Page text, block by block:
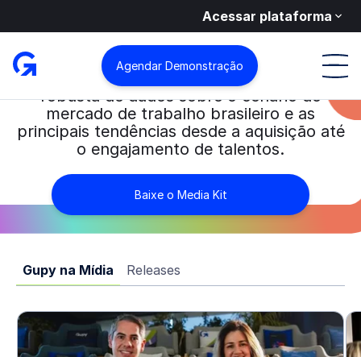
Acessar plataforma
Agendar Demonstração
Boas-vindas!
Somos a plataforma número 1 de IA para
gestão de pessoas. Oferecemos uma base
robusta de dados sobre o cenário do
mercado de trabalho brasileiro e as
principais tendências desde a aquisição até
o engajamento de talentos.
Baixe o Media Kit
Gupy na Mídia Releases